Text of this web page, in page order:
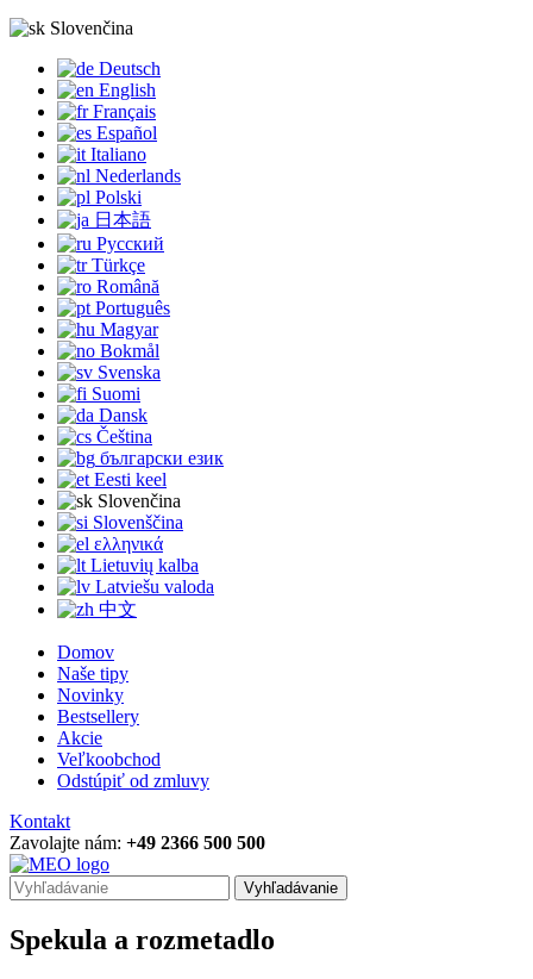
Slovenčina
Deutsch
English
Français
Español
Italiano
Nederlands
Polski
日本語
Русский
Türkçe
Română
Português
Magyar
Bokmål
Svenska
Suomi
Dansk
Čeština
български език
Eesti keel
Slovenčina
Slovenščina
ελληνικά
Lietuvių kalba
Latviešu valoda
中文
Domov
Naše tipy
Novinky
Bestsellery
Akcie
Veľkoobchod
Odstúpiť od zmluvy
Kontakt
Zavolajte nám: +49 2366 500 500
Vyhľadávanie
Spekula a rozmetadlo